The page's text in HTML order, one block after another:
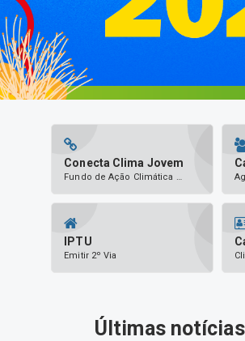
Conecta Clima Jovem
Fundo de Ação Climática Juvenil.
IPTU
Emitir 2º Via
Últimas notícias